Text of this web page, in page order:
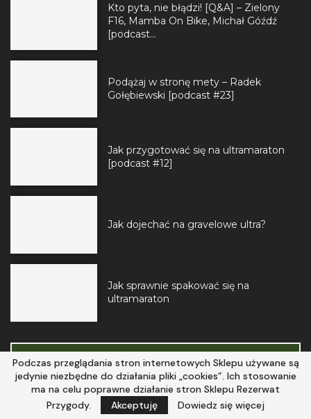
Kto pyta, nie błądzi! [Q&A] – Zielony
F16, Mamba On Bike, Michał Góźdź
[podcast...
Podążaj w stronę mety – Radek
Gołębiewski [podcast #23]
Jak przygotować się na ultramaraton
[podcast #12]
Jak dojechać na gravelowe ultra?
Jak sprawnie spakować się na
ultramaraton
NEWSLETTER
Bądź na bieżąco!
Zapisz się do newslettera.
Podczas przeglądania stron internetowych Sklepu używane są
jedynie niezbędne do działania pliki „cookies”. Ich stosowanie
ma na celu poprawne działanie stron Sklepu Rezerwat
Przygody.
Akceptuję Dowiedz się więcej